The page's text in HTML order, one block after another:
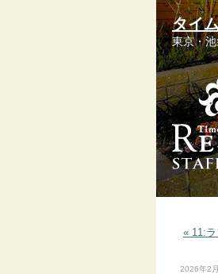
タイ
東京・
« 11:
2026年2